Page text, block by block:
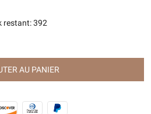
restant:392
AU PANIER